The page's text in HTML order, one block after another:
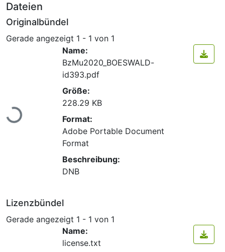
Dateien
Originalbündel
Gerade angezeigt 1 - 1 von 1
Lade...
Name:
BzMu2020_BOESWALD-
id393.pdf
Größe:
228.29 KB
Format:
Adobe Portable Document
Format
Beschreibung:
DNB
Lizenzbündel
Gerade angezeigt 1 - 1 von 1
Name:
license.txt